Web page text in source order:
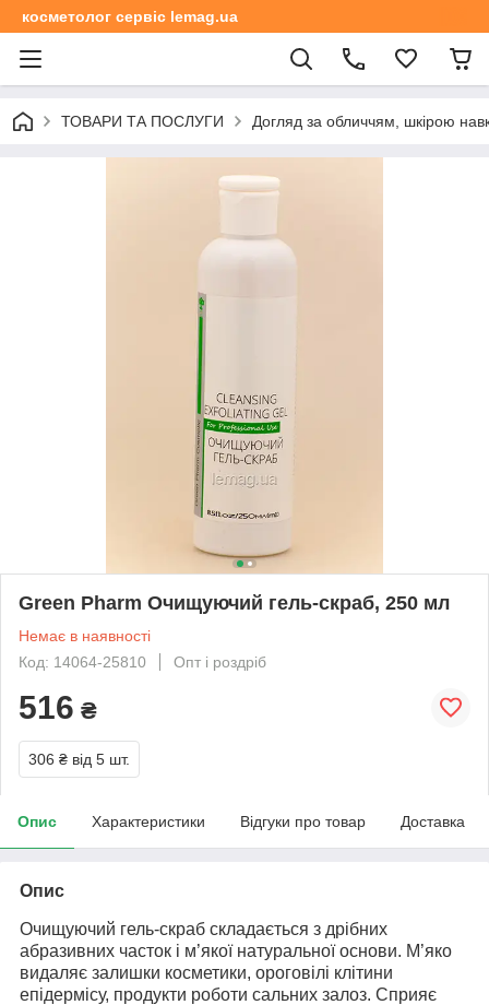
косметолог сервіс lemag.ua
ТОВАРИ ТА ПОСЛУГИ Догляд за обличчям, шкірою
Green Pharm Очищуючий гель-скраб, 250 мл
Немає в наявності
Код: 14064-25810
Опт і роздріб
516 ₴
306 ₴ від 5 шт.
Опис Характеристики Відгуки про товар Доставка
Опис
Очищуючий гель-скраб складається з дрібних
абразивних часток і м’якої натуральної основи. М’яко
видаляє залишки косметики, ороговілі клітини
епідермісу, продукти роботи сальних залоз. Сприяє